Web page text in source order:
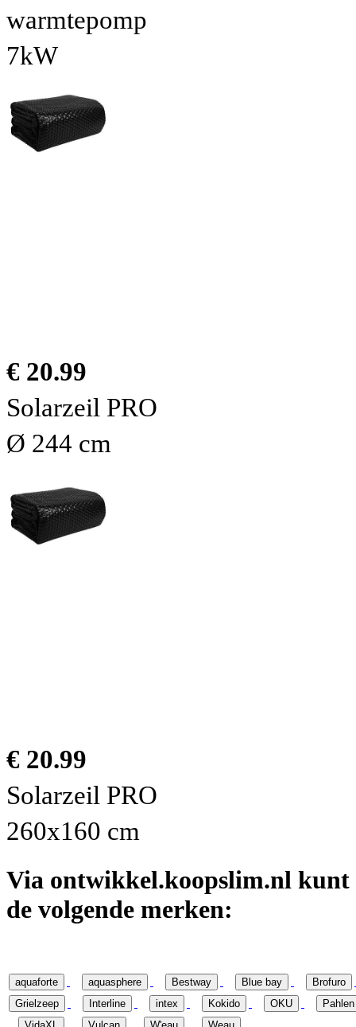
warmtepomp
7kW
€ 20.99
Solarzeil PRO
Ø 244 cm
€ 20.99
Solarzeil PRO
260x160 cm
Via ontwikkel.koopslim.nl kunt
de volgende merken:
aquaforte aquasphere Bestway Blue bay
Brofuro
Grielzeep
Interline intex Kokido OKU
Pahlen